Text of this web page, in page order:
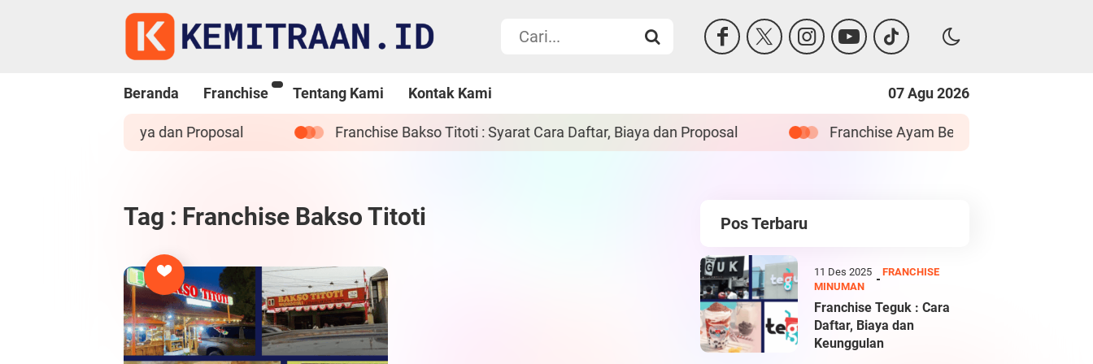
Beranda Franchise Tentang Kami Kontak Kami 07 Agu 2026
Biaya dan Proposal Franchise Bakso Titoti : Syarat Cara Daftar, Biaya dan Proposal Franchise Ayam Bebek Pak Boss : Cara Daftar dan
Tag : Franchise Bakso Titoti Pos Terbaru
11 Des 2025
FRANCHISE
MINUMAN
Franchise Teguk : Cara
Daftar, Biaya dan
Keunggulan